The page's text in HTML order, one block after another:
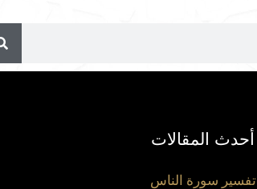
أحدث المقالات
تفسير سورة الناس